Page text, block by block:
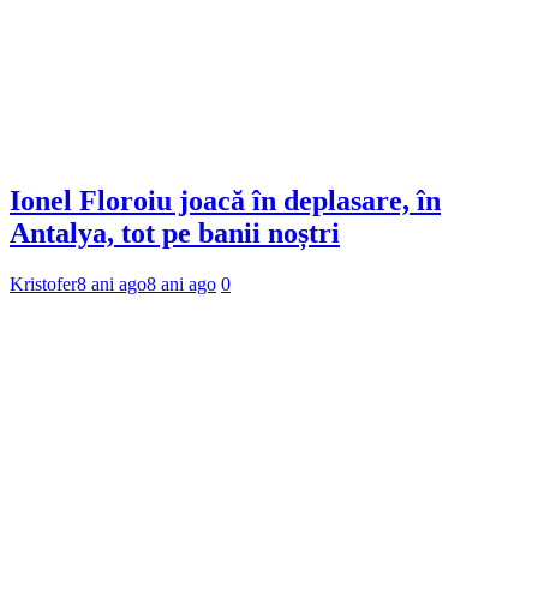
Ionel Floroiu joacă în deplasare, în
Antalya, tot pe banii noștri
Kristofer8 ani ago8 ani ago 0